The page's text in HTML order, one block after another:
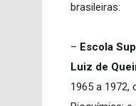
brasileiras:
– Escola
Luiz de
1965 a